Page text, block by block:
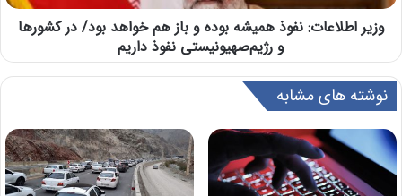
وزیر اطلاعات: نفوذ همیشه بوده و باز هم خواهد بود/ در کشورها
و رژیم‌صهیونیستی نفوذ داریم
نوشته های مشابه